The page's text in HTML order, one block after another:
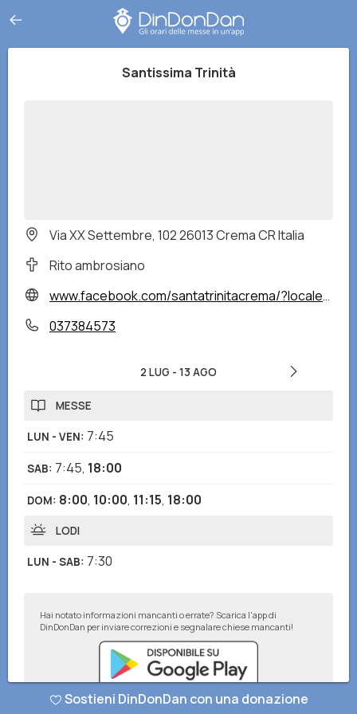
Santissima Trinità
Via XX Settembre, 102 26013 Crema CR Italia
Rito ambrosiano
www.facebook.com/santatrinitacrema/?locale=it_IT
037384573
2 LUG - 13 AGO
MESSE
LUN - VEN: 7:45
SAB: 7:45, 18:00
DOM: 8:00, 10:00, 11:15, 18:00
LODI
LUN - SAB: 7:30
Hai notato informazioni mancanti o errate? Scarica l'app di
DinDonDan per inviare correzioni e segnalare chiese mancanti!
Sostieni DinDonDan con una donazione